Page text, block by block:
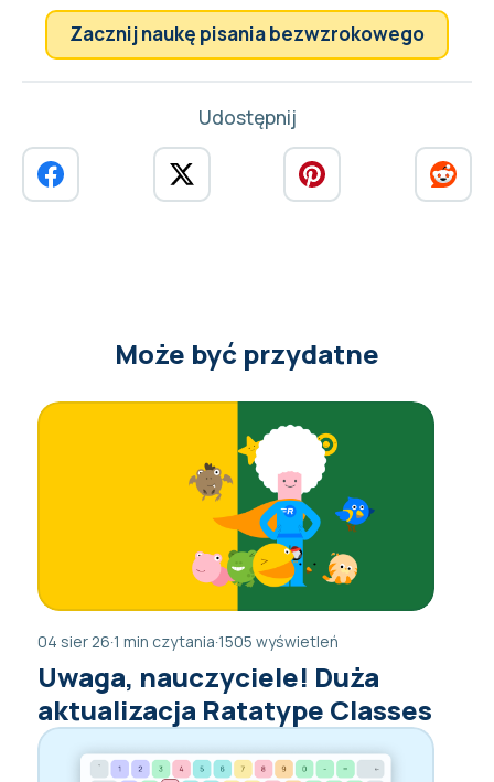
Zacznij naukę pisania bezwzrokowego
Udostępnij
Może być przydatne
04 sier 26·1 min czytania·1505 wyświetleń
Uwaga, nauczyciele! Duża
aktualizacja Ratatype Classes